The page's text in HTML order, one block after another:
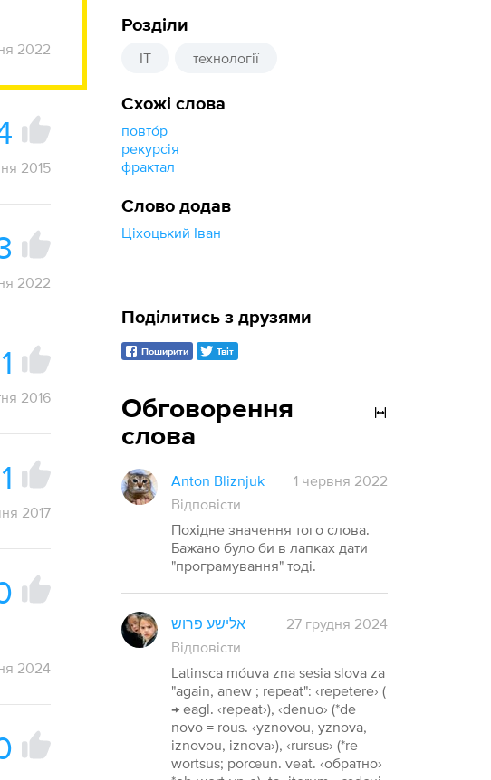
Розділи
IT технології
Схожі слова
повто́р
рекурсія
фрактал
Слово додав
Ціхоцький Іван
2022
2015
2022
1
2016
1
2017
2024
Обговорення
слова
Anton Bliznjuk
1 червня 2022
Відповісти
Похідне значення того слова.
Бажано було би в лапках дати
"програмування" тоді.
אלישע פרוש
27 грудня 2024
Відповісти
Latinsca móuva zna sesia slova za
"again, anew ; repeat": ‹repetere› (
→ eagl. ‹repeat›), ‹denuo› (*de
novo = rous. ‹yznovou, yznova,
iznovou, iznova›), ‹rursus› (*re-
wortsus; porœun. veat. ‹обратно›
Поділитись з друзями
Поширити Твіт